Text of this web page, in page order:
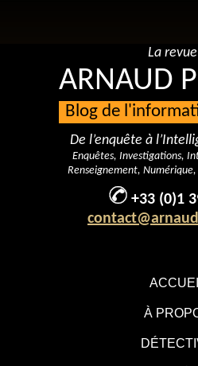
À
La
ARNAUD
Blog de
De l’enquête à
Enquêtes, Investigations,
Renseignement, Numérique,
+33 (0)1